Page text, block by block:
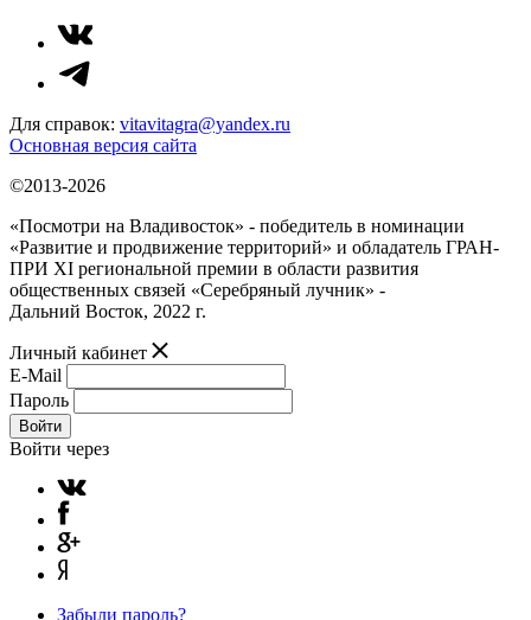
Для справок: vitavitagra@yandex.ru
Основная версия сайта
©2013-2026
«Посмотри на Владивосток» - победитель в номинации
«Развитие и продвижение территорий» и обладатель ГРАН-
ПРИ XI региональной премии в области развития
общественных связей «Серебряный лучник» -
Дальний Восток, 2022 г.
Личный кабинет
E-Mail
Пароль
Войти
Войти через
Забыли пароль?